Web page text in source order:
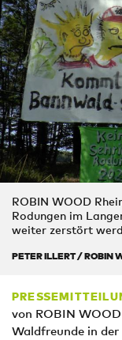
ROBIN WOOD
Rodungen im
weiter zerstört
PETER ILLERT / ROBIN
von ROBIN
Waldfreunde in